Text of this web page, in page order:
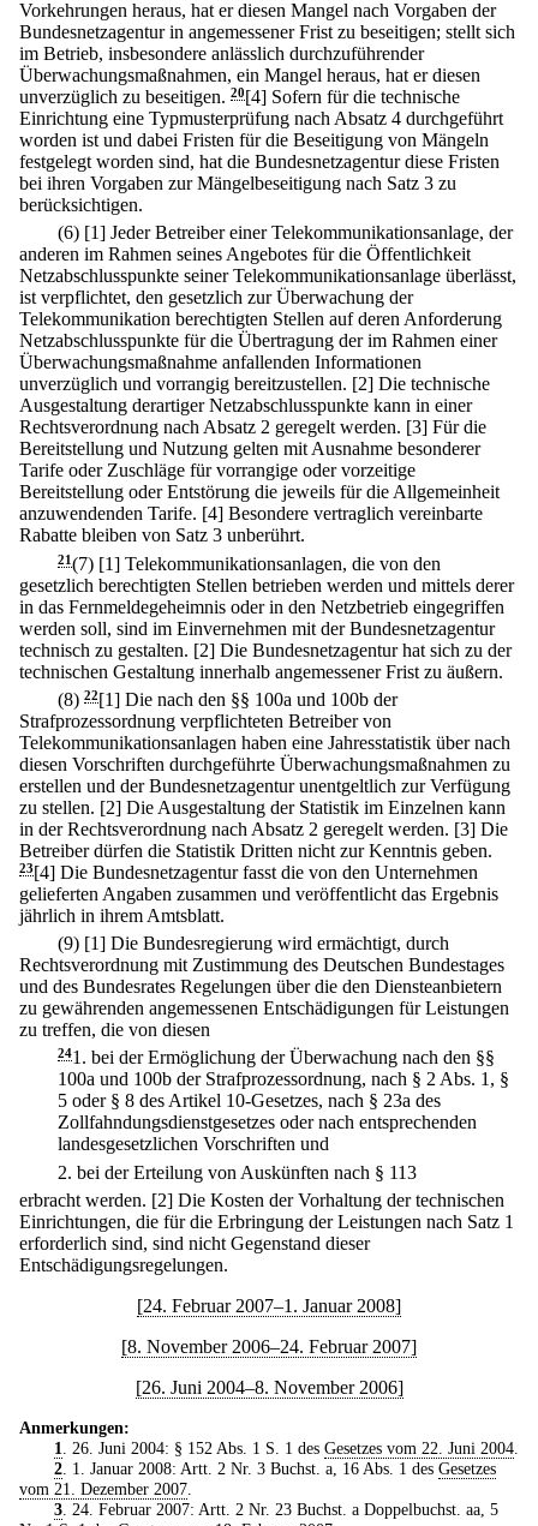
Vorkehrungen heraus, hat er diesen Mangel nach Vorgaben der
Bundesnetzagentur in angemessener Frist zu beseitigen; stellt sich
im Betrieb, insbesondere anlässlich durchzuführender
Überwachungsmaßnahmen, ein Mangel heraus, hat er diesen
unverzüglich zu beseitigen. 20[4] Sofern für die technische
Einrichtung eine Typmusterprüfung nach Absatz 4 durchgeführt
worden ist und dabei Fristen für die Beseitigung von Mängeln
festgelegt worden sind, hat die Bundesnetzagentur diese Fristen
bei ihren Vorgaben zur Mängelbeseitigung nach Satz 3 zu
berücksichtigen.
(6) [1] Jeder Betreiber einer Telekommunikationsanlage, der
anderen im Rahmen seines Angebotes für die Öffentlichkeit
Netzabschlusspunkte seiner Telekommunikationsanlage überlässt,
ist verpflichtet, den gesetzlich zur Überwachung der
Telekommunikation berechtigten Stellen auf deren Anforderung
Netzabschlusspunkte für die Übertragung der im Rahmen einer
Überwachungsmaßnahme anfallenden Informationen
unverzüglich und vorrangig bereitzustellen. [2] Die technische
Ausgestaltung derartiger Netzabschlusspunkte kann in einer
Rechtsverordnung nach Absatz 2 geregelt werden. [3] Für die
Bereitstellung und Nutzung gelten mit Ausnahme besonderer
Tarife oder Zuschläge für vorrangige oder vorzeitige
Bereitstellung oder Entstörung die jeweils für die Allgemeinheit
anzuwendenden Tarife. [4] Besondere vertraglich vereinbarte
Rabatte bleiben von Satz 3 unberührt.
21 (7) [1] Telekommunikationsanlagen, die von den
gesetzlich berechtigten Stellen betrieben werden und mittels derer
in das Fernmeldegeheimnis oder in den Netzbetrieb eingegriffen
werden soll, sind im Einvernehmen mit der Bundesnetzagentur
technisch zu gestalten. [2] Die Bundesnetzagentur hat sich zu der
technischen Gestaltung innerhalb angemessener Frist zu äußern.
(8) 22[1] Die nach den §§ 100a und 100b der
Strafprozessordnung verpflichteten Betreiber von
Telekommunikationsanlagen haben eine Jahresstatistik über nach
diesen Vorschriften durchgeführte Überwachungsmaßnahmen zu
erstellen und der Bundesnetzagentur unentgeltlich zur Verfügung
zu stellen. [2] Die Ausgestaltung der Statistik im Einzelnen kann
in der Rechtsverordnung nach Absatz 2 geregelt werden. [3] Die
Betreiber dürfen die Statistik Dritten nicht zur Kenntnis geben.
23[4] Die Bundesnetzagentur fasst die von den Unternehmen
gelieferten Angaben zusammen und veröffentlicht das Ergebnis
jährlich in ihrem Amtsblatt.
(9) [1] Die Bundesregierung wird ermächtigt, durch
Rechtsverordnung mit Zustimmung des Deutschen Bundestages
und des Bundesrates Regelungen über die den Diensteanbietern
zu gewährenden angemessenen Entschädigungen für Leistungen
zu treffen, die von diesen
241. bei der Ermöglichung der Überwachung nach den §§
100a und 100b der Strafprozessordnung, nach § 2 Abs. 1, §
5 oder § 8 des Artikel 10-Gesetzes, nach § 23a des
Zollfahndungsdienstgesetzes oder nach entsprechenden
landesgesetzlichen Vorschriften und
2. bei der Erteilung von Auskünften nach § 113
erbracht werden. [2] Die Kosten der Vorhaltung der technischen
Einrichtungen, die für die Erbringung der Leistungen nach Satz 1
erforderlich sind, sind nicht Gegenstand dieser
Entschädigungsregelungen.
[24. Februar 2007–1. Januar 2008]
[8. November 2006–24. Februar 2007]
[26. Juni 2004–8. November 2006]
Anmerkungen:
1
. 26. Juni 2004: § 152 Abs. 1 S. 1 des Gesetzes vom 22. Juni 2004.
2. 1. Januar 2008: Artt. 2 Nr. 3 Buchst. a, 16 Abs. 1 des Gesetzes
vom 21. Dezember 2007
3. 24. Februar 2007: Artt. 2 Nr. 23 Buchst. a Doppelbuchst. aa, 5